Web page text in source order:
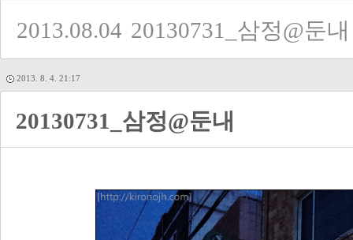
2013.08.04 20130731_삼정@둔내
2013. 8. 4. 21:17
20130731_삼정@둔내